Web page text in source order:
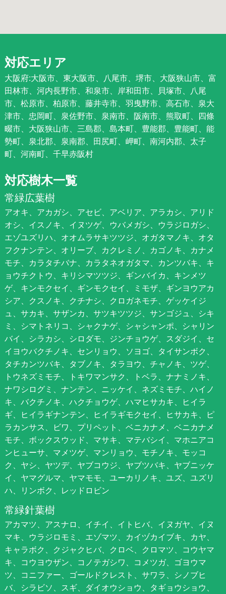
対応エリア
大阪府:大阪市、東大阪市、八尾市、堺市、大阪狭山市、富
田林市、河内長野市、和泉市、岸和田市、貝塚市、八尾
市、松原市、柏原市、藤井寺市、羽曳野市、高石市、泉大
津市、忠岡町、泉佐野市、泉南市、阪南市、熊取町、四條
畷市、大阪狭山市、三島郡、島本町、豊能郡、豊能町、能
勢町、泉北郡、泉南郡、田尻町、岬町、南河内郡、太子
町、河南町、千早赤阪村
対応樹木一覧
常緑広葉樹
アオキ、アカガシ、アセビ、アベリア、アラカシ、アリド
オシ、イスノキ、イヌツゲ、ウバメガシ、ウラジロガシ、
エゾユズリハ、オオムラサキツツジ、オガタマノキ、オタ
フクナンテン、オリーブ、カクレミノ、カゴノキ、カナメ
モチ、カラタチバナ、カラタネオガタマ、カンツバキ、キ
ョウチクトウ、キリシマツツジ、ギンバイカ、キンメツ
ゲ、キンモクセイ、ギンモクセイ、ミモザ、ギンヨウアカ
シア、クスノキ、クチナシ、クロガネモチ、ゲッケイジ
ュ、サカキ、サザンカ、サツキツツジ、サンゴジュ、シキ
ミ、シマトネリコ、シャクナゲ、シャシャンポ、シャリン
バイ、シラカシ、シロダモ、ジンチョウゲ、スダジイ、セ
イヨウバクチノキ、センリョウ、ソヨゴ、タイサンボク、
タチカンツバキ、タブノキ、タラヨウ、チャノキ、ツゲ、
トウネズミモチ、トキワマンサク、トベラ、ナナミノキ、
ナワシログミ、ナンテン、ニッケイ、ネズミモチ、ハイノ
キ、バクチノキ、ハクチョウゲ、ハマヒサカキ、ヒイラ
ギ、ヒイラギナンテン、ヒイラギモクセイ、ヒサカキ、ピ
ラカンサス、ビワ、プリペット、ベニカナメ、ベニカナメ
モチ、ボックスウッド、マサキ、マテバシイ、マホニアコ
ンヒューサ、マメツゲ、マンリョウ、モチノキ、モッコ
ク、ヤシ、ヤツデ、ヤブコウジ、ヤブツバキ、ヤブニッケ
イ、ヤマグルマ、ヤマモモ、ユーカリノキ、ユズ、ユズリ
ハ、リンボク、レッドロビン
常緑針葉樹
アカマツ、アスナロ、イチイ、イトヒバ、イヌガヤ、イヌ
マキ、ウラジロモミ、エゾマツ、カイヅカイブキ、カヤ、
キャラボク、クジャクヒバ、クロベ、クロマツ、コウヤマ
キ、コウヨウザン、コノテガシワ、コメツガ、ゴヨウマ
ツ、コニファー、ゴールドクレスト、サワラ、シノブヒ
バ、シラビソ、スギ、ダイオウショウ、タギョウショウ、